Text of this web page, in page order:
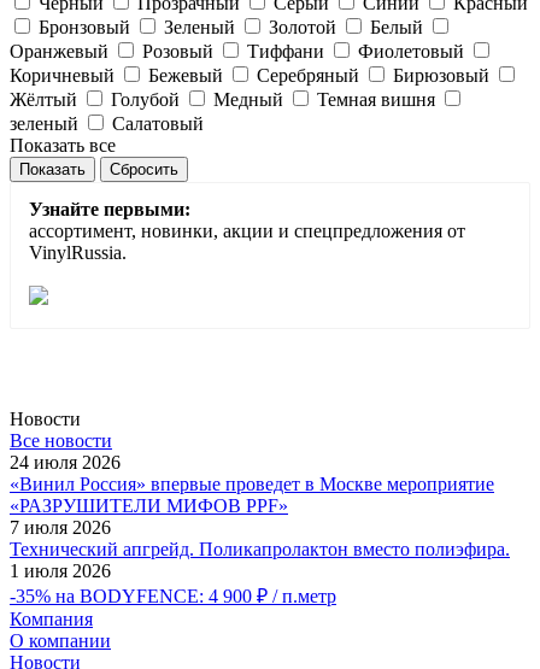
Бронзовый
Зеленый Золотой
Белый
Оранжевый
Розовый Тиффани
Фиолетовый
Коричневый
Бежевый Серебряный
Бирюзовый
Жёлтый
Голубой Медный
Темная вишня
зеленый
Салатовый
Показать все
Сбросить
Узнайте первыми:
ассортимент, новинки, акции и спецпредложения от
VinylRussia.
Новости
Все новости
24 июля 2026
«Винил Россия» впервые проведет в Москве мероприятие
«РАЗРУШИТЕЛИ МИФОВ PPF»
7 июля 2026
Технический апгрейд. Поликапролактон вместо полиэфира.
1 июля 2026
-35% на BODYFENCE: 4 900 ₽ / п.метр
Компания
О компании
Новости